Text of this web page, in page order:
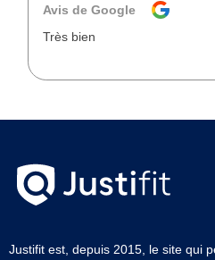
Avis de Google
Très bien
Justifit est, depuis 2015, le site qui